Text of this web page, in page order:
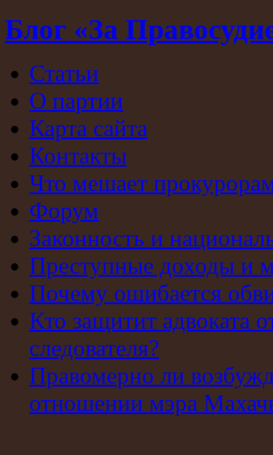
Блог «За
Статьи
О партии
Карта сайта
Контакты
Что мешает
Форум
Законность и
Преступные доходы и
Почему ошибается
Кто защитит адвоката
следователя?
Правомерно ли
отношении мэра